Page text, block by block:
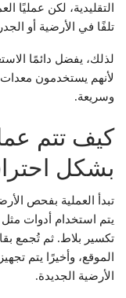
التقليدية، لكن عمليًا
تلفًا في الأرضية أو
لذلك، يفضل دائمًا
لأنهم يستخدمون
وسريعة.
كيف تتم
بشكل
تبدأ العملية بفحص
يتم استخدام أدوات
تكسير بلاط. ثم تُجمع
الموقع، وأخيرًا يتم
الأرضية الجديدة.